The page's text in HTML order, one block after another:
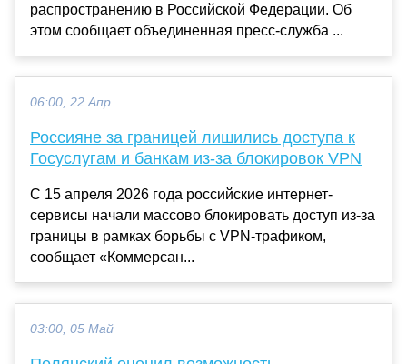
распространению в Российской Федерации. Об
этом сообщает объединенная пресс-служба ...
06:00, 22 Апр
Россияне за границей лишились доступа к
Госуслугам и банкам из-за блокировок VPN
С 15 апреля 2026 года российские интернет-
сервисы начали массово блокировать доступ из-за
границы в рамках борьбы с VPN-трафиком,
сообщает «Коммерсан...
03:00, 05 Май